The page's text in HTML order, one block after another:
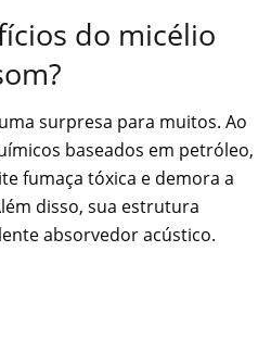
do micélio
surpresa para muitos. Ao
baseados em petróleo,
fumaça tóxica e demora a
disso, sua estrutura
absorvedor acústico.